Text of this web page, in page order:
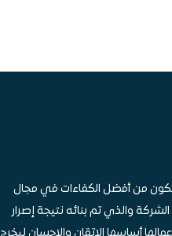
من أفضل الكفاءات في مجال
الشركة والذي تم بنائه نتيجة إصرار
أساسها الإتقان والإحسان ليخرج